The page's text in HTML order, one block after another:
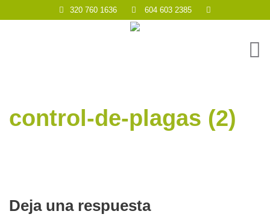
320 760 1636 604 603 2385
control-de-plagas (2)
Deja una respuesta